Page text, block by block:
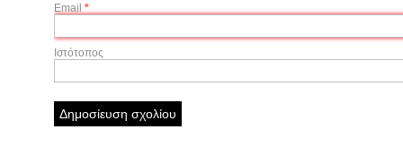
Email *
Ιστότοπος